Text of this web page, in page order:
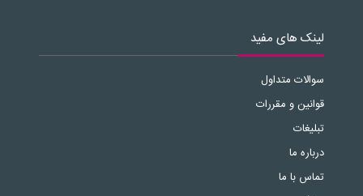
لینک های مفید
سوالات متداول
قوانین و مقررات
تبلیغات
درباره ما
تماس با ما